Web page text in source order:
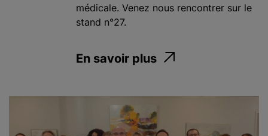
médicale. Venez nous rencontrer sur le
stand n°27.
En savoir plus